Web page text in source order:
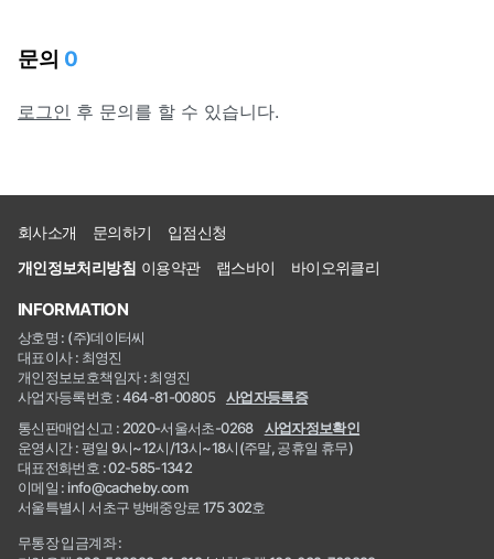
문의 0
로그인 후 문의를 할 수 있습니다.
회사소개 문의하기
입점신청
개인정보처리방침 이용약관 랩스바이 바이오위클리
INFORMATION
상호명 : (주)데이터씨
대표이사 : 최영진
개인정보보호책임자 : 최영진
사업자등록번호 : 464-81-00805
사업자등록증
통신판매업신고 : 2020-서울서초-0268
사업자정보확인
운영시간 : 평일 9시~12시/13시~18시(주말, 공휴일 휴무)
대표전화번호 : 02-585-1342
이메일 : info@cacheby.com
서울특별시 서초구 방배중앙로 175 302호
무통장 입금계좌 :